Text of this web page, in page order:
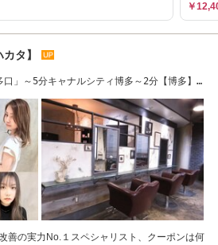
￥
タ】
」～5分キャナルシティ博多～2分【博多】
善の実力No.１スペシャリスト、クーポンは何